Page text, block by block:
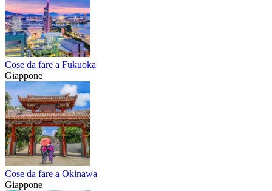
Cose da fare a Fukuoka
Giappone
Cose da fare a Okinawa
Giappone